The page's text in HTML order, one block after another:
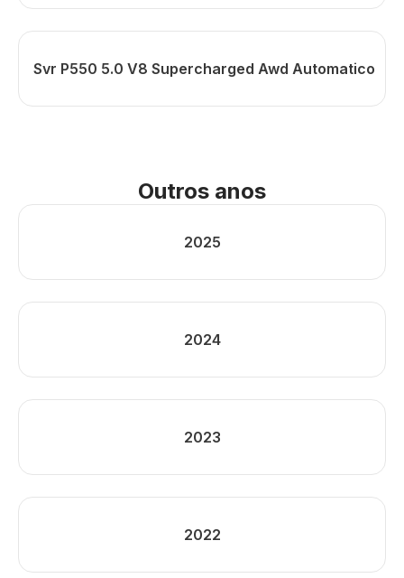
Svr P550 5.0 V8 Supercharged Awd Automatico
Outros anos
2025
2024
2023
2022